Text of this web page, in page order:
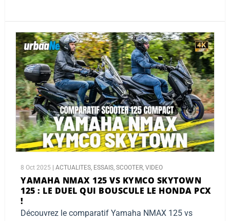
8 Oct 2025 | ACTUALITES ESSAIS SCOOTER VIDEO
YAMAHA NMAX 125 VS KYMCO SKYTOWN
125 : LE DUEL QUI BOUSCULE LE HONDA PCX
!
Découvrez le comparatif Yamaha NMAX 125 vs